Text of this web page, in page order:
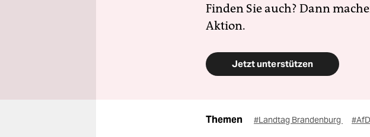
Finden Sie auch? Dann
Aktion.
Jetzt unterstützen
Themen #Landtag Brandenburg #AfD